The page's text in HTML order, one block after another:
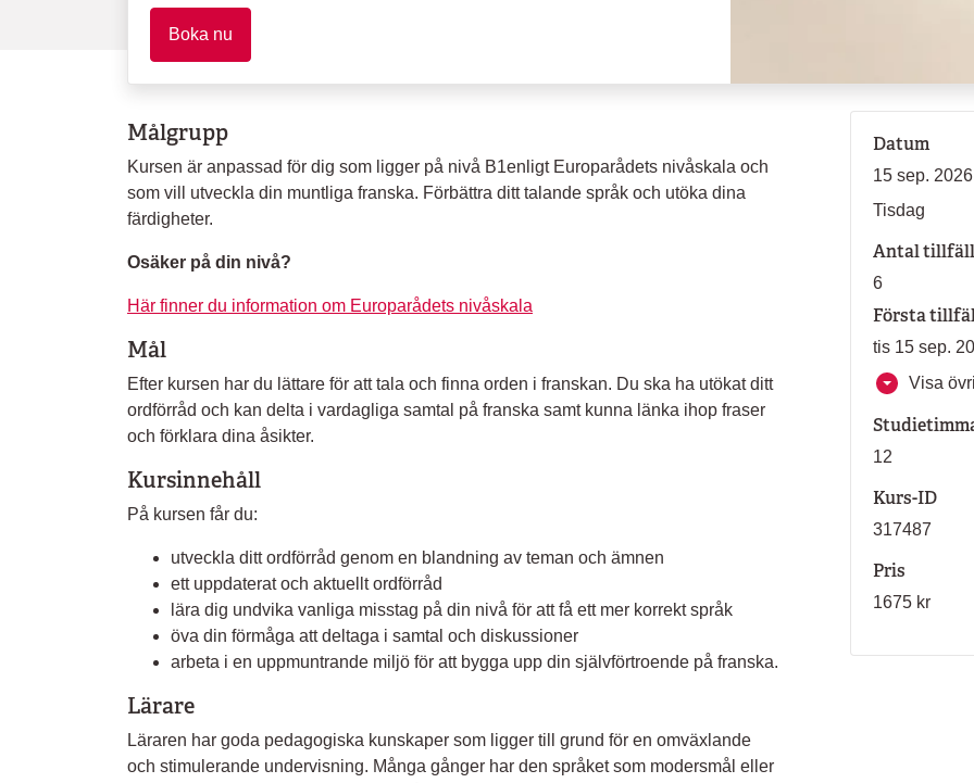
Boka nu
Målgrupp
Kursen är anpassad för dig som ligger på nivå B1enligt Europarådets nivåskala och
som vill utveckla din muntliga franska. Förbättra ditt talande språk och utöka dina
färdigheter.
Osäker på din nivå?
Här finner du information om Europarådets nivåskala
Mål
Efter kursen har du lättare för att tala och finna orden i franskan. Du ska ha utökat ditt
ordförråd och kan delta i vardagliga samtal på franska samt kunna länka ihop fraser
och förklara dina åsikter.
Kursinnehåll
På kursen får du:
utveckla ditt ordförråd genom en blandning av teman och ämnen
ett uppdaterat och aktuellt ordförråd
lära dig undvika vanliga misstag på din nivå för att få ett mer korrekt språk
öva din förmåga att deltaga i samtal och diskussioner
arbeta i en uppmuntrande miljö för att bygga upp din självförtroende på franska.
Lärare
Läraren har goda pedagogiska kunskaper som ligger till grund för en omväxlande
och stimulerande undervisning. Många gånger har den språket som modersmål eller
Datum
15 sep.
Tisdag
Antal
6
Första
tis 15 sep.
Visa
12
Kurs-ID
317487
Pris
1675 kr